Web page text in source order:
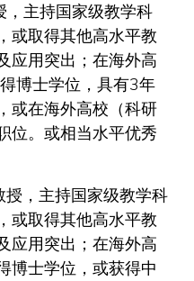
主持国家级教学科
或取得其他高水平教
应用突出；在海外高
博士学位，具有3年
或在海外高校（科研
位。或相当水平优秀
，主持国家级教学科
或取得其他高水平教
应用突出；在海外高
博士学位，或获得中